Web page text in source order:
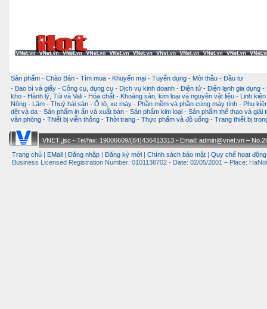
Sản phẩm - Chào Bán - Tìm mua - Khuyến mại - Tuyển dụng - Mời thầu - Đầu tư
- Bao bì và giấy - Công cụ, dụng cụ - Dịch vụ kinh doanh - Điện tử - Điện lạnh gia dụng -
kho - Hành lý, Túi và Vali - Hóa chất - Khoáng sản, kim loại và nguyên vật liệu -
Linh
Nông - Lâm - Thuỷ hải sản - Ô tô, xe máy - Phần mềm và phần cứng máy tính - Phụ
dệt và da - Sản phẩm in ấn và xuất bản - Sản phẩm kim loại - Sản phẩm thể thao và giải
văn phòng - Thiết bị viễn thông - Thời trang - Thực phẩm và đồ uống - Trang thiết bị
VNET.,jsc - Tel/fax: 19006609/(84)436413313 - Email: admin@vnet.vn –
Trang chủ
EMail Đăng nhập Đăng ký mới Chính sách bảo mật Quy chế hoạt động
Business Licensed Registration Number: 0101138702 - Date: 02/05/2001 – Place: